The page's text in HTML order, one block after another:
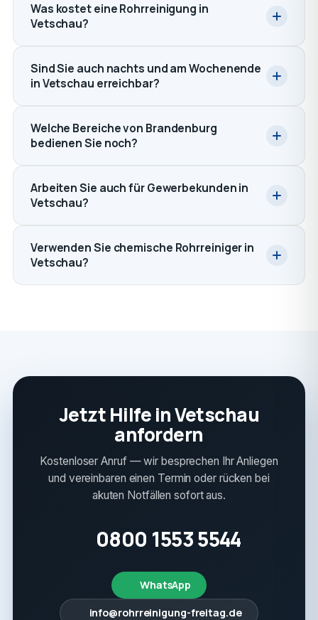
Was kostet eine Rohrreinigung in
Vetschau?
Sind Sie auch nachts und am Wochenende
in Vetschau erreichbar?
Welche Bereiche von Brandenburg
bedienen Sie noch?
Arbeiten Sie auch für Gewerbekunden in
Vetschau?
Verwenden Sie chemische Rohrreiniger in
Vetschau?
Jetzt Hilfe in Vetschau
anfordern
Kostenloser Anruf — wir besprechen Ihr Anliegen
und vereinbaren einen Termin oder rücken bei
akuten Notfällen sofort aus.
0800 1553 5544
WhatsApp
info@rohrreinigung-freitag.de